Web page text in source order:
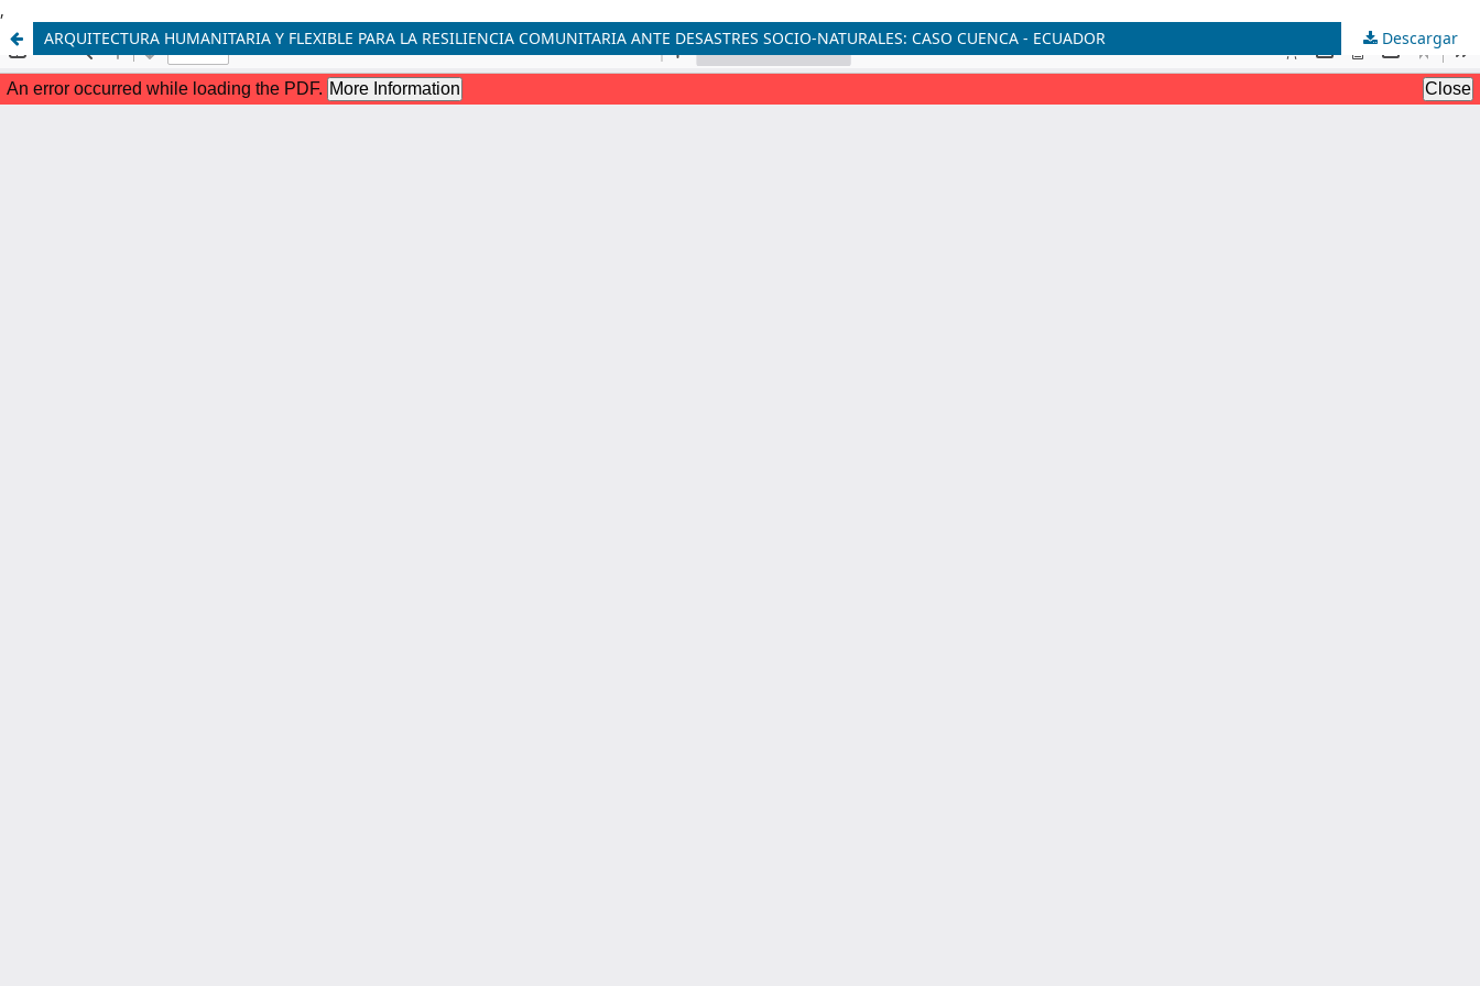
,
ARQUITECTURA HUMANITARIA Y FLEXIBLE PARA LA RESILIENCIA COMUNITARIA ANTE DESASTRES SOCIO-NATURALES: CASO CUENCA - ECUADOR
Descargar